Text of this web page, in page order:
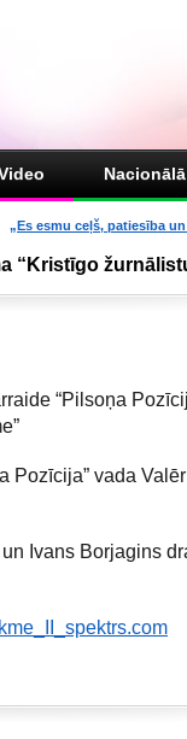
„Es esmu ceļš, patiesība
“Kristīgo
“Pilsoņa
Pozīcija” vada
Ivans Borjagins